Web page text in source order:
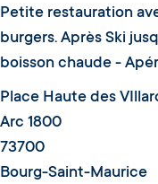
Petite restauration
burgers. Après Ski
boisson chaude -
Place Haute des
Arc 1800
73700
Bourg-Saint-Maurice